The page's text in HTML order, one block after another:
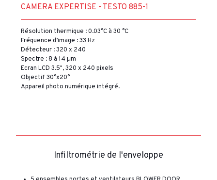
CAMERA EXPERTISE - TESTO 885-1
Résolution thermique : 0.03°C à 30 °C
Fréquence d’image : 33 Hz
Détecteur : 320 x 240
Spectre : 8 à 14 μm
Ecran LCD 3.5", 320 x 240 pixels
Objectif 30°x20°
Appareil photo numérique intégré.
Infiltrométrie de l'enveloppe